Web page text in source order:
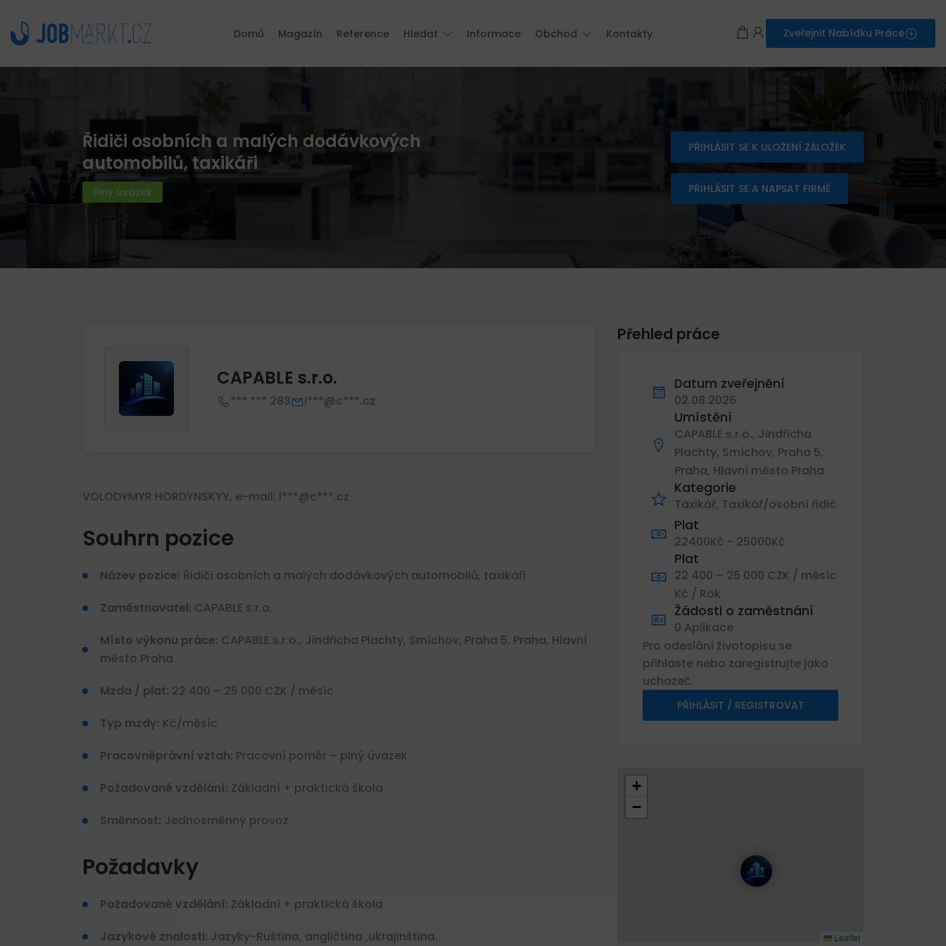
Domů Magazín Reference Hledat Informace Obchod Kontakty Zveřejnit Nabídku Práce
Řidiči osobních a malých dodávkových
automobilů, taxikáři
Plný úvazek
PŘIHLÁSIT SE K ULOŽENÍ ZÁLOŽEK
PŘIHLÁSIT SE A NAPSAT FIRMĚ
CAPABLE s.r.o.
*** *** 283 i***@c***.cz
VOLODYMYR HORDYNSKYY, e-mail: i***@c***.cz
Souhrn pozice
Název pozice: Řidiči osobních a malých dodávkových automobilů, taxikáři
Zaměstnavatel: CAPABLE s.r.o.
Místo výkonu práce: CAPABLE s.r.o., Jindřicha Plachty, Smíchov, Praha 5, Praha, Hlavní
město Praha
Mzda / plat: 22 400 – 25 000 CZK / měsíc
Typ mzdy: Kč/měsíc
Pracovněprávní vztah: Pracovní poměr – plný úvazek
Požadované vzdělání: Základní + praktická škola
Směnnost: Jednosměnný provoz
Požadavky
Požadované vzdělání: Základní + praktická škola
Jazykové znalosti: Jazyky-Ruština, angličtina ,ukrajinština.
Přehled práce
Datum zveřejnění
02.08.2026
Umístění
CAPABLE s.r.o., Jindřicha
Plachty, Smíchov, Praha 5,
Praha, Hlavní město Praha
Kategorie
Taxikář Taxikář/osobní řidič
Plat
22400Kč - 25000Kč
Plat
22 400 – 25 000 CZK / měsíc
Kč / Rok
Žádosti o zaměstnání
0 Aplikace
Pro odeslání životopisu se
přihlaste nebo zaregistrujte jako
uchazeč.
PŘIHLÁSIT / REGISTROVAT
+
−
Leaflet